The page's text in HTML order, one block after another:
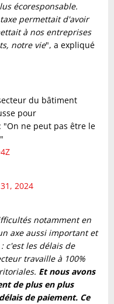
écoresponsable.
permettait d'avoir
à nos entreprises
notre vie", a expliqué
du bâtiment
pour
"On ne peut pas être le
2024
notamment en
axe aussi important et
c'est les délais de
travaille à 100%
Et nous avons
de plus en plus
de paiement. Ce